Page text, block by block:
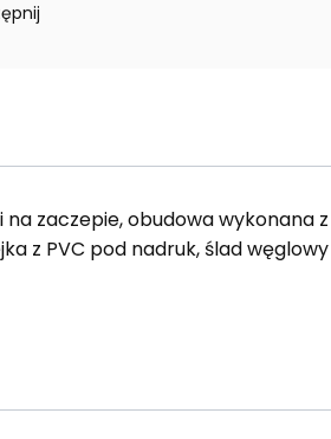
zaczepie, obudowa wykonana z
z PVC pod nadruk, ślad węglowy